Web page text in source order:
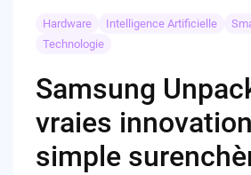
Hardware Intelligence Artificielle
Technologie
Samsung
vraies
simple